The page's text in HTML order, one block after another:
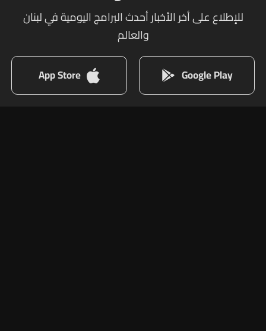
للإطلاع على أخر الأخبار أحدث البرامج اليومية في لبنان
والعالم
Google Play
App Store